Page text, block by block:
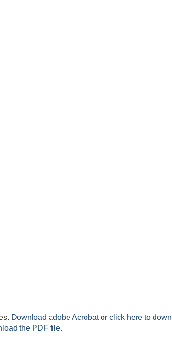
Download adobe Acrobator click here to
the PDF file.